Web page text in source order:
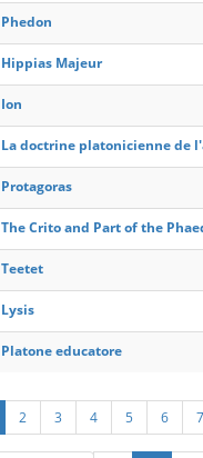
Phedon
Hippias Majeur
Ion
La doctrine platonicienne de
Protagoras
The Crito and Part of the
Teetet
Lysis
Platone educatore
2 3 4 5 6 7